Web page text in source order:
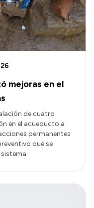
mejoras en el
de cuatro
en el acueducto a
permanentes
que se